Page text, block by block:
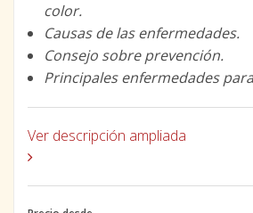
color.
Causas de las enfermedades.
Consejo sobre prevención.
Principales enfermedades
Ver descripción ampliada